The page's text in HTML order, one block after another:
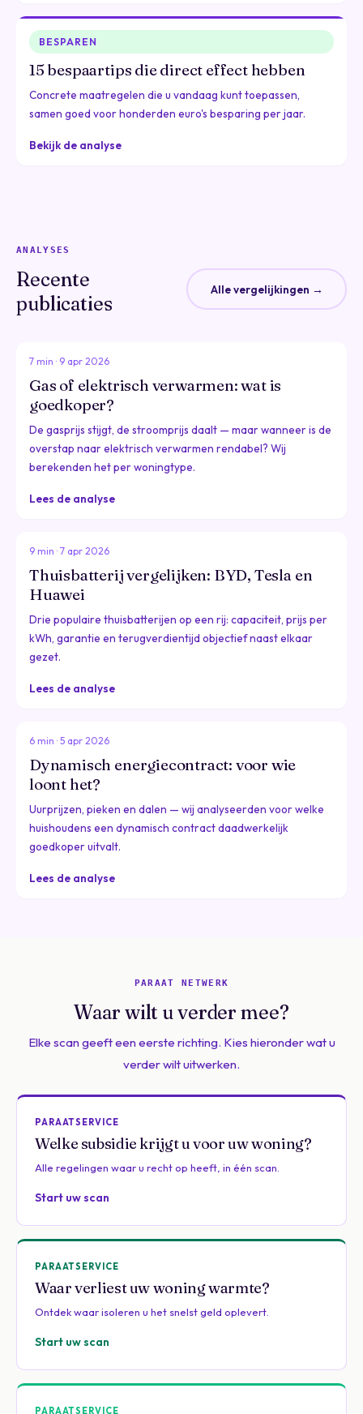
BESPAREN
15 bespaartips die direct effect hebben
Concrete maatregelen die u vandaag kunt toepassen,
samen goed voor honderden euro's besparing per jaar.
Bekijk de analyse
ANALYSES
Recente
publicaties
Alle vergelijkingen →
7 min · 9 apr 2026
Gas of elektrisch verwarmen: wat is
goedkoper?
De gasprijs stijgt, de stroomprijs daalt — maar wanneer is de
overstap naar elektrisch verwarmen rendabel? Wij
berekenden het per woningtype.
Lees de analyse
9 min · 7 apr 2026
Thuisbatterij vergelijken: BYD, Tesla en
Huawei
Drie populaire thuisbatterijen op een rij: capaciteit, prijs per
kWh, garantie en terugverdientijd objectief naast elkaar
gezet.
Lees de analyse
6 min · 5 apr 2026
Dynamisch energiecontract: voor wie
loont het?
Uurprijzen, pieken en dalen — wij analyseerden voor welke
huishoudens een dynamisch contract daadwerkelijk
goedkoper uitvalt.
Lees de analyse
PARAAT NETWERK
Waar wilt u verder mee?
Elke scan geeft een eerste richting. Kies hieronder wat u
verder wilt uitwerken.
PARAATSERVICE
Welke subsidie krijgt u voor uw woning?
Alle regelingen waar u recht op heeft, in één scan.
Start uw scan
PARAATSERVICE
Waar verliest uw woning warmte?
Ontdek waar isoleren u het snelst geld oplevert.
Start uw scan
PARAATSERVICE